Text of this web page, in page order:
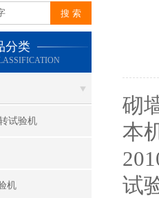
分类
试验机
机
砌
本
试